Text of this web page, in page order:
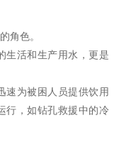
角色。
生活和生产用水，更是
速为被困人员提供饮用
行，如钻孔救援中的冷